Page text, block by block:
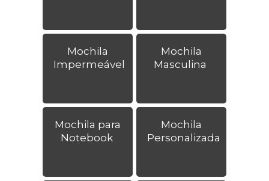
Mochila
Impermeável
Mochila
Masculina
Mochila para
Notebook
Mochila
Personalizada